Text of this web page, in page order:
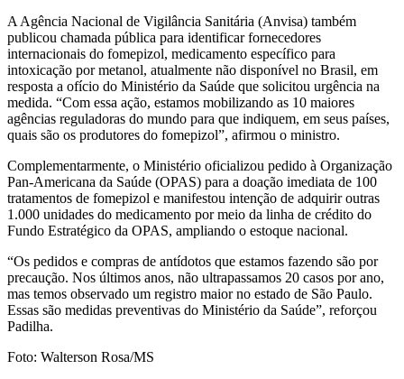
A Agência Nacional de Vigilância Sanitária (Anvisa) também
publicou chamada pública para identificar fornecedores
internacionais do fomepizol, medicamento específico para
intoxicação por metanol, atualmente não disponível no Brasil, em
resposta a ofício do Ministério da Saúde que solicitou urgência na
medida. “Com essa ação, estamos mobilizando as 10 maiores
agências reguladoras do mundo para que indiquem, em seus países,
quais são os produtores do fomepizol”, afirmou o ministro.
Complementarmente, o Ministério oficializou pedido à Organização
Pan-Americana da Saúde (OPAS) para a doação imediata de 100
tratamentos de fomepizol e manifestou intenção de adquirir outras
1.000 unidades do medicamento por meio da linha de crédito do
Fundo Estratégico da OPAS, ampliando o estoque nacional.
“Os pedidos e compras de antídotos que estamos fazendo são por
precaução. Nos últimos anos, não ultrapassamos 20 casos por ano,
mas temos observado um registro maior no estado de São Paulo.
Essas são medidas preventivas do Ministério da Saúde”, reforçou
Padilha.
Foto: Walterson Rosa/MS